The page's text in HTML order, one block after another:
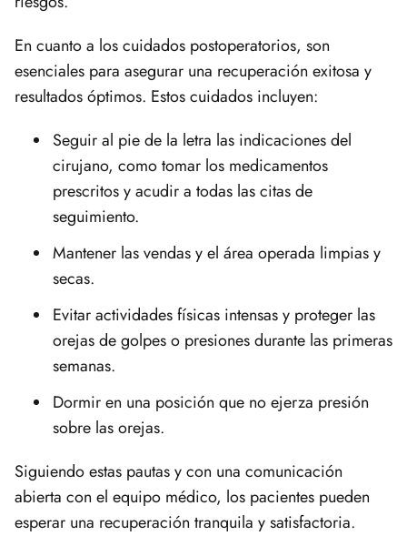
En cuanto a los cuidados postoperatorios, son
esenciales para asegurar una recuperación exitosa y
resultados óptimos. Estos cuidados incluyen:
Seguir al pie de la letra las indicaciones del
cirujano, como tomar los medicamentos
prescritos y acudir a todas las citas de
seguimiento.
Mantener las vendas y el área operada limpias y
secas.
Evitar actividades físicas intensas y proteger las
orejas de golpes o presiones durante las primeras
semanas.
Dormir en una posición que no ejerza presión
sobre las orejas.
Siguiendo estas pautas y con una comunicación
abierta con el equipo médico, los pacientes pueden
esperar una recuperación tranquila y satisfactoria.